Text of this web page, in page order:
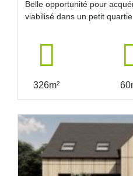
Belle opportunité pour
viabilisé dans un petit
326m²